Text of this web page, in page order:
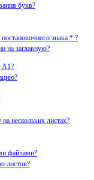
букв?
знака * ?
на заглавную?
A1?
нескольких листах?
файлами?
листов?